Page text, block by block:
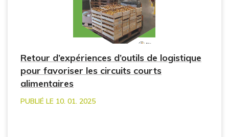
Retour d’expériences d’outils de logistique
pour favoriser les circuits courts
alimentaires
PUBLIÉ LE 10. 01. 2025